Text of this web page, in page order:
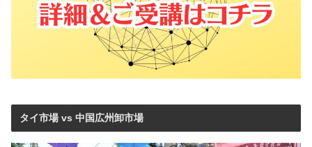
タイ市場 vs 中国広州卸市場